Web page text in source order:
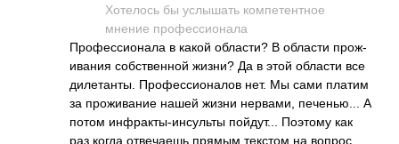
Хоте­лось бы услы­шать комп­етен­тное
мнение проф­есси­онала
Проф­есси­онала в какой обла­сти? В области прож­
ивания собс­твен­ной жизни? Да в этой области все
диле­танты. Проф­есси­оналов нет. Мы сами платим
за прож­ивание нашей жизни нерв­ами, пече­нью... А
потом инфр­акты­-инс­ульты пойд­ут... Поэтому как
раз когда отве­чаешь прямым текстом на вопрос